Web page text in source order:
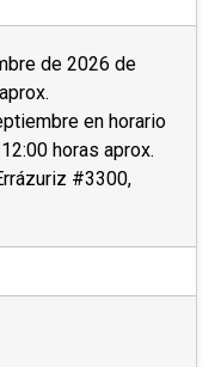
de 2026 de
en horario
horas aprox.
#3300,